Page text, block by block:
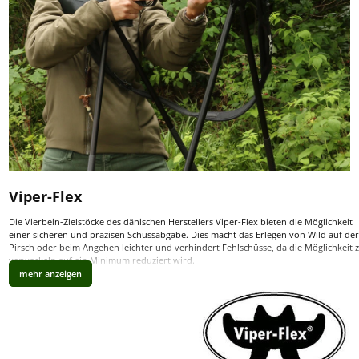
Viper-Flex
Die Vierbein-Zielstöcke des dänischen Herstellers Viper-Flex bieten die Möglichkeit
einer sicheren und präzisen Schussabgabe. Dies macht das Erlegen von Wild auf der
Pirsch oder beim Angehen leichter und verhindert Fehlschüsse, da die Möglichkeit
verwackeln auf ein Minimum reduziert wird.
Die Büchse liegt auf dem Viper-Flex sowohl mit dem Vorderschaft als auch mit dem
Hinterschaft auf. Dies bringt eine unerreichte Stabilität im Anschlag. Dabei zeichnen
sich die leichten Zielhilfen von Viper-Flex insbesondere durch die breite vordere
Gewehrauflage aus, die ein Verfolgen von ziehenden Stücken mit dem Absehen